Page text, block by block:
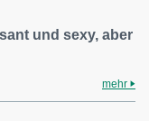
und sexy, aber
mehr